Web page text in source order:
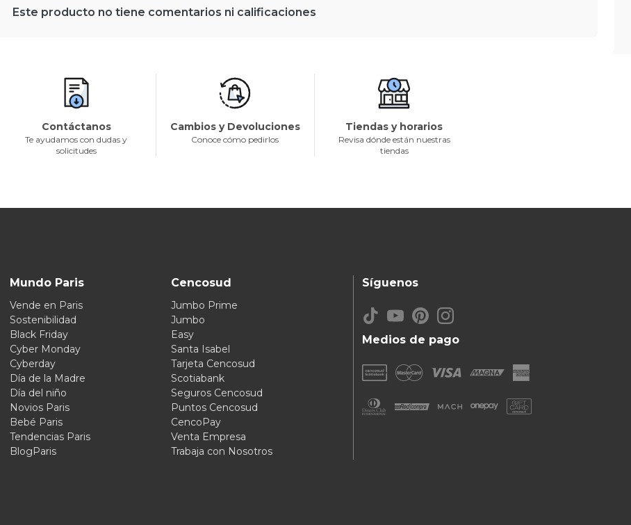
Este producto no tiene comentarios ni calificaciones
Contáctanos
Te ayudamos con dudas y
solicitudes
Cambios y Devoluciones
Conoce cómo pedirlos
Tiendas y horarios
Revisa dónde están nuestras
tiendas
Mundo Paris
Vende en Paris
Sostenibilidad
Black Friday
Cyber Monday
Cyberday
Día de la Madre
Día del niño
Novios Paris
Bebé Paris
Tendencias Paris
BlogParis
Cencosud
Jumbo Prime
Jumbo
Easy
Santa Isabel
Tarjeta Cencosud
Scotiabank
Seguros Cencosud
Puntos Cencosud
CencoPay
Venta Empresa
Trabaja con Nosotros
Medios de pago
Síguenos